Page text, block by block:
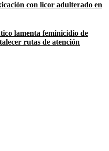
con licor adulterado en
lamenta feminicidio de
rutas de atención